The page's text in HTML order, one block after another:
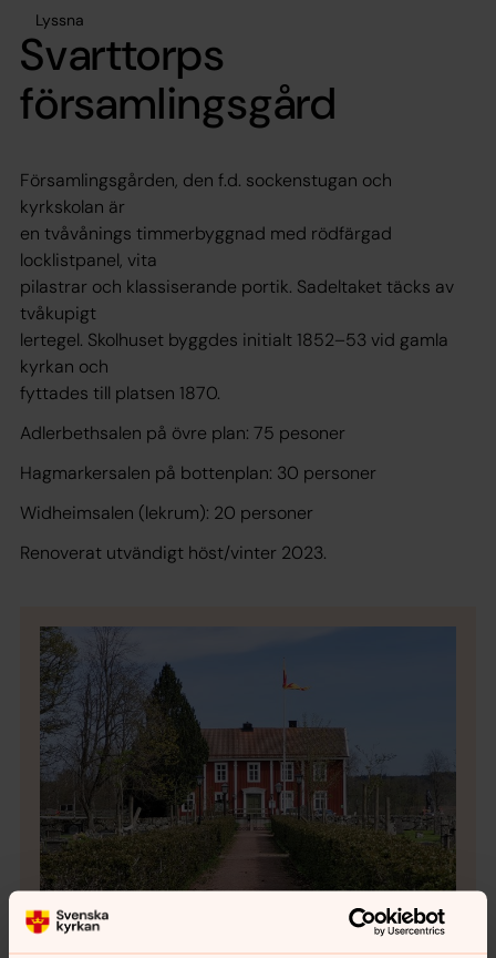
Lyssna
Svarttorps
församlingsgård
Församlingsgården, den f.d. sockenstugan och
kyrkskolan är
en tvåvånings timmerbyggnad med rödfärgad
locklistpanel, vita
pilastrar och klassiserande portik. Sadeltaket täcks av
tvåkupigt
lertegel. Skolhuset byggdes initialt 1852–53 vid gamla
kyrkan och
fyttades till platsen 1870.
Adlerbethsalen på övre plan: 75 pesoner
Hagmarkersalen på bottenplan: 30 personer
Widheimsalen (lekrum): 20 personer
Renoverat utvändigt höst/vinter 2023.